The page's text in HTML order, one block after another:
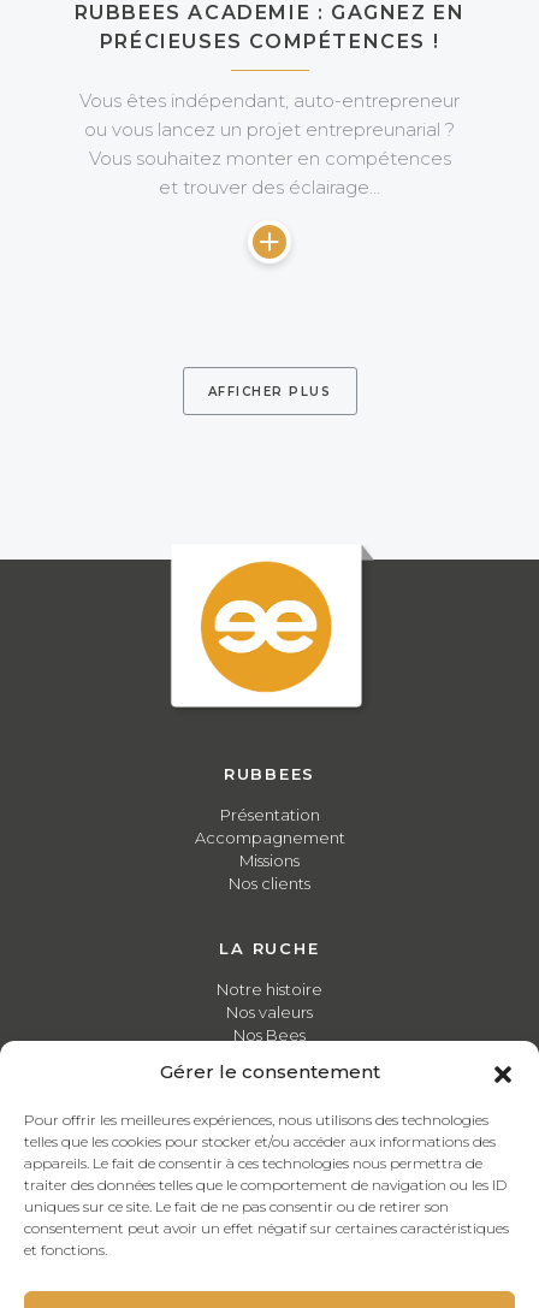
Gérer le consentement
Pour offrir les meilleures expériences, nous utilisons des technologies
telles que les cookies pour stocker et/ou accéder aux informations des
appareils. Le fait de consentir à ces technologies nous permettra de
traiter des données telles que le comportement de navigation ou les ID
uniques sur ce site. Le fait de ne pas consentir ou de retirer son
consentement peut avoir un effet négatif sur certaines caractéristiques
et fonctions.
RUBBEES ACADEMIE : GAGNEZ EN
PRÉCIEUSES COMPÉTENCES !
Vous êtes indépendant, auto-entrepreneur
ou vous lancez un projet entrepreunarial ?
Vous souhaitez monter en compétences
et trouver des éclairage…
AFFICHER PLUS
RUBBEES
Présentation
Accompagnement
Missions
Nos clients
LA RUCHE
Notre histoire
Nos valeurs
Nos Bees
Découvrez notre catalogue de formations
ACTUALITÉS